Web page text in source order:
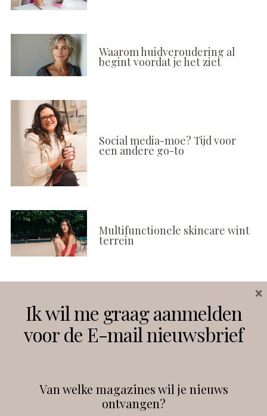
Waarom huidveroudering al
begint voordat je het ziet
Social media-moe? Tijd voor
een andere go-to
Multifunctionele skincare wint
terrein
Instagram Facebook
debeautyprofessional
Ik wil me graag aanmelden
voor de E-mail nieuwsbrief
Van welke magazines wil je nieuws
ontvangen?
×